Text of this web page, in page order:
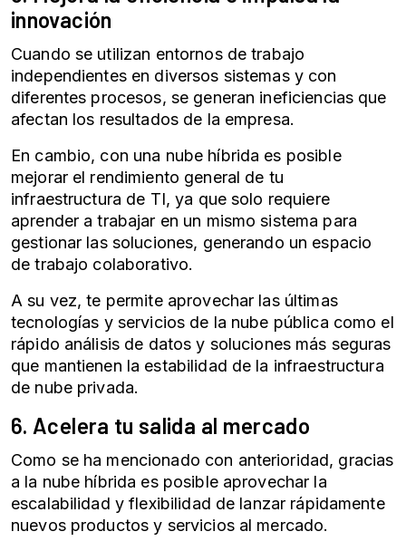
innovación
Cuando se utilizan entornos de trabajo
independientes en diversos sistemas y con
diferentes procesos, se generan ineficiencias que
afectan los resultados de la empresa.
En cambio, con una nube híbrida es posible
mejorar el rendimiento general de tu
infraestructura de TI, ya que solo requiere
aprender a trabajar en un mismo sistema para
gestionar las soluciones, generando un espacio
de trabajo colaborativo.
A su vez, te permite aprovechar las últimas
tecnologías y servicios de la nube pública como el
rápido análisis de datos y soluciones más seguras
que mantienen la estabilidad de la infraestructura
de nube privada.
6. Acelera tu salida al mercado
Como se ha mencionado con anterioridad, gracias
a la nube híbrida es posible aprovechar la
escalabilidad y flexibilidad de lanzar rápidamente
nuevos productos y servicios al mercado.